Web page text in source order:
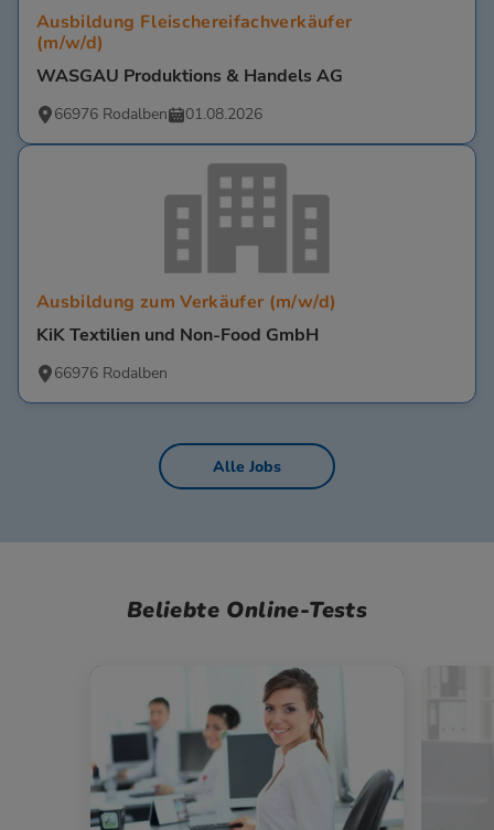
Ausbildung Fleischereifachverkäufer
(m/w/d)
WASGAU Produktions & Handels AG
66976 Rodalben 01.08.2026
Ausbildung zum Verkäufer (m/w/d)
KiK Textilien und Non-Food GmbH
66976 Rodalben
Alle Jobs
Beliebte Online-Tests